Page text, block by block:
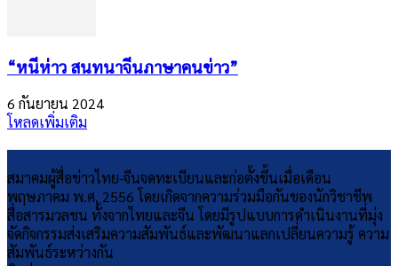
“หนีห่าว สนทนาจีนภาษาคนข่าว”
6 กันยายน 2024
โหลดเพิ่มเติม
สมาคมผู้สื่อข่าวไทย-จีนจดทะเบียนและก่อตั้งขึ้นเมื่อเดือน
พฤษภาคม พ.ศ. 2556 โดยเกิดจากความร่วมมือกันของนักวิชาชีพ
สื่อสารมวลชน ทั้งจากไทยและจีน โดยมีรูปแบบการดำเนินงานที่มุ่ง
จัดกิจกรรมส่งเสริมความสัมพันธ์และพัฒนาแลกเปลี่ยนความรู้ ความ
สัมพันธ์ระหว่างกัน